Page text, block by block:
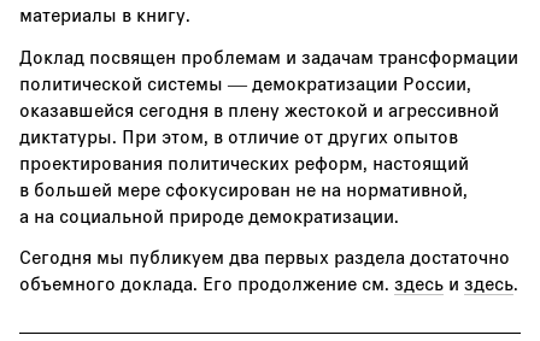
материалы в книгу.
Доклад посвящен проблемам и задачам трансформации
политической системы — демократизации России,
оказавшейся сегодня в плену жестокой и агрессивной
диктатуры. При этом, в отличие от других опытов
проектирования политических реформ, настоящий
в большей мере сфокусирован не на нормативной,
а на социальной природе демократизации.
Сегодня мы публикуем два первых раздела достаточно
объемного доклада. Его продолжение см. здесь и здесь.